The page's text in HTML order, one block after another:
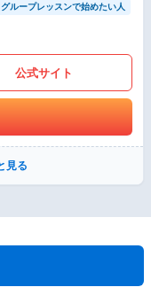
グループレッスンで始めたい人
公式サイト
見る